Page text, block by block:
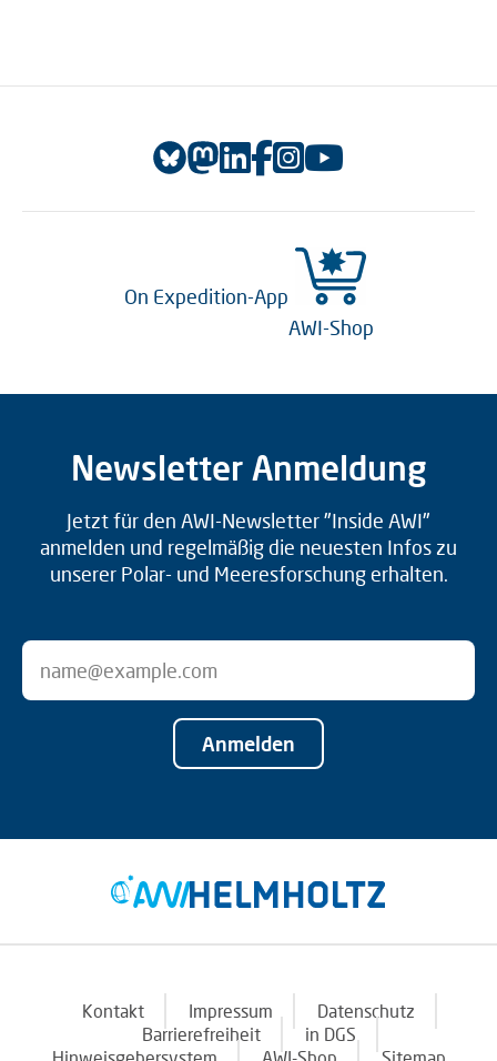
On Expedition-App
AWI-Shop
Newsletter Anmeldung
Jetzt für den AWI-Newsletter "Inside AWI"
anmelden und regelmäßig die neuesten Infos zu
unserer Polar- und Meeresforschung erhalten.
Anmelden
Kontakt Impressum
Datenschutz
Barrierefreiheit
in DGS